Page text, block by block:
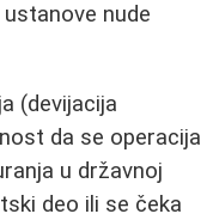
nude
(devijacija
da se operacija
u državnoj
deo ili se čeka